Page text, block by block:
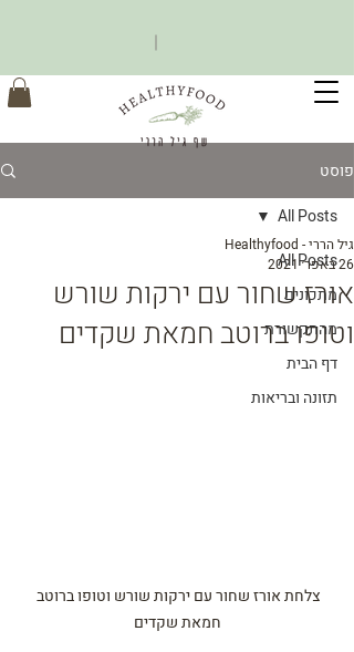
פוסט
All Posts
מתכונים
מהתקשורת
דף הבית
תזונה ובריאות
All Posts
אורז שחור עם ירקות שורש
וטופו ברוטב חמאת שקדים
גיל הררי - Healthyfood
26 באפר׳ 2021
צלחת אורז שחור עם ירקות שורש וטופו ברוטב
חמאת שקדים